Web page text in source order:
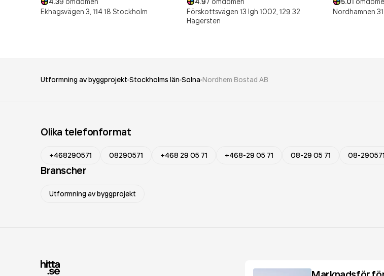
Ekhagsvägen 3, 114 18 Stockholm
Förskottsvägen 13 lgh 1002, 129 32
Hägersten
Nordhamnen
Utformning av byggprojekt Stockholms län Solna Nordhem Bostad AB
Olika telefonformat
+468290571 08290571 +468 29 05 71 +468-29 05 71 08-29 05 71 08-290571
Branscher
Utformning av byggprojekt